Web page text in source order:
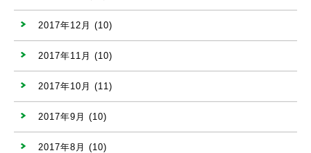
2017年12月 (10)
2017年11月 (10)
2017年10月 (11)
2017年9月 (10)
2017年8月 (10)